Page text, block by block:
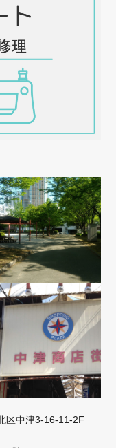
の信念を貫いて
て本当に嬉しい
もらえると嬉し
をよろしくお願
用していて、このお店の
ん…。 自分のトレード
ですが、シフォンは初
なども入るので、うま
に使わせていただきま
ださい！
当に昔からZIZZ
ただきまして、
。何とも有り難い
にうれしいです。
ードマークになっ
かに、ペットボト
、いろいろなお
区中津3-16-11-2F